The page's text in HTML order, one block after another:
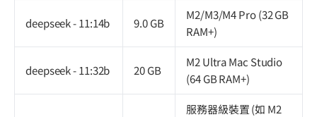
deepseek - 11:14b 9.0 GB
M2/M3/M4 Pro (32 GB
RAM+)
deepseek - 11:32b 20 GB
M2 Ultra Mac Studio
(64 GB RAM+)
服務器級裝置 (如 M2